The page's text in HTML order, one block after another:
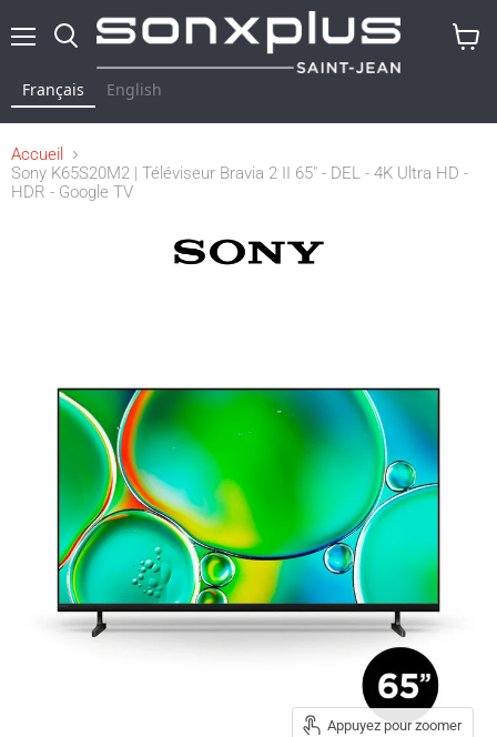
Français English
Accueil
Sony K65S20M2 | Téléviseur Bravia 2 II 65" - DEL - 4K Ultra HD -
HDR - Google TV
Appuyez pour zoomer